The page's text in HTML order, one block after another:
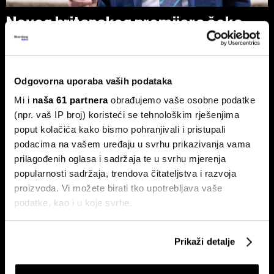
Odgovorna uporaba vaših podataka
Mi i naša 61 partneraobrađujemo vaše osobne podatke
(npr. vaš IP broj) koristeći se tehnološkim rješenjima
poput kolačića kako bismo pohranjivali i pristupali
podacima na vašem uređaju u svrhu prikazivanja vama
prilagođenih oglasa i sadržaja te u svrhu mjerenja
popularnosti sadržaja, trendova čitateljstva i razvoja
proizvoda. Vi možete birati tko upotrebljava vaše
podatke, kao i u koje svrhe.
Prikupljati podatke o vašoj geografskoj lokaciji,
koji mogu biti precizni do radijusa od nekoliko metara
Prikaži detalje
Novog britanskog premijera čeka
prazna blagajna - Burnham planira
nacionalizaciju
najizglednijeg nasljednika otvorili su ozbiljna pitanja o
Američki sud Trumpove carine
Hoće li Trump završiti rat prije